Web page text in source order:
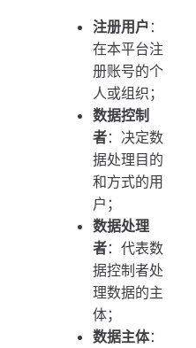
11.2 重新同意
11.3 不同意变更
十二、联系我们
12.1 联系方式
附录：关键术语定义
注册用户 ：
在本平台注
册账号的个
人或组织；
数据控制
者：决定数
据处理目的
和方式的用
户；
数据处理
者：代表数
据控制者处
理数据的主
体；
数据主体：